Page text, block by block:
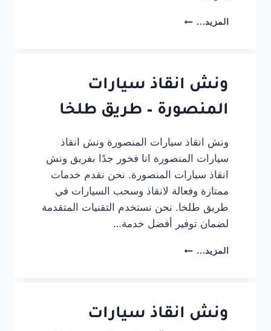
المزيد... كيفية
انقاذ
لسيارتك
ونش انقاذ سيارات
المنصورة – طريق طلخا
ونش انقاذ سيارات المنصورة ونش انقاذ
سيارات المنصورة انا فخور جدًا بفريق ونش
انقاذ سيارات المنصورة. نحن نقدم خدمات
ممتازة وفعالة لانقاذ وسحب السيارات في
طريق طلخا. نحن نستخدم التقنيات المتقدمة
لضمان توفير أفضل خدمة…
المزيد... ونش
طريق
طلخا
ونش انقاذ سيارات